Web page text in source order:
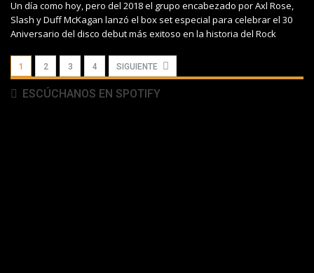
Un día como hoy, pero del 2018 el grupo encabezado por Axl Rose,
Slash y Duff McKagan lanzó el box set especial para celebrar el 30
Aniversario del disco debut más exitoso en la historia del Rock
1 2 3 4 SIGUIENTE
ESCÚCHANOS EN SPOTIFY